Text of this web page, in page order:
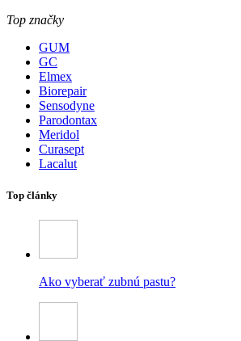
Top značky
GUM
GC
Elmex
Biorepair
Sensodyne
Parodontax
Meridol
Curasept
Lacalut
Top články
Ako vyberať zubnú pastu?